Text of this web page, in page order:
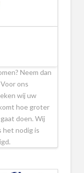
Neem dan
ons
wij uw
hoe groter
doen. Wij
het nodig is